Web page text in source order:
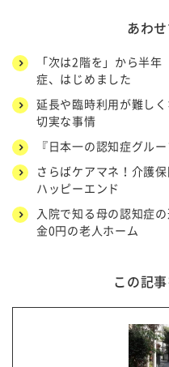
あわ
「次は2階を」から半
症、はじめました
延長や臨時利用が難し
切実な事情
『日本一の認知症グル
さらばケアマネ！介護
ハッピーエンド
入院で知る母の認知症
金0円の老人ホーム
この記